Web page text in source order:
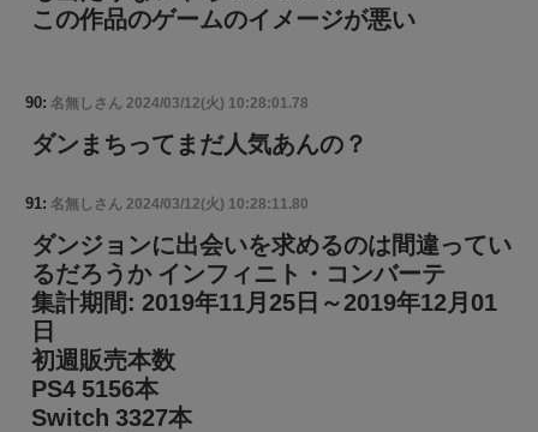
この作品のゲームのイメージが悪い
90: 名無しさん 2024/03/12(火) 10:28:01.78
ダンまちってまだ人気あんの？
91: 名無しさん 2024/03/12(火) 10:28:11.80
ダンジョンに出会いを求めるのは間違ってい
るだろうか インフィニト・コンバーテ
集計期間: 2019年11月25日～2019年12月01
日
初週販売本数
PS4 5156本
Switch 3327本